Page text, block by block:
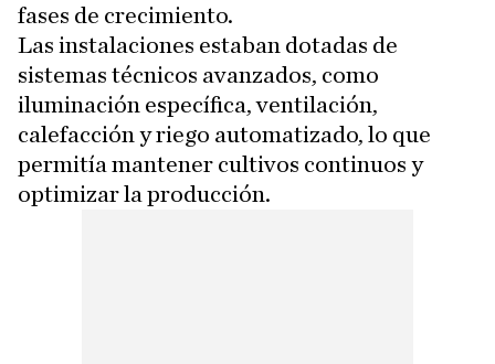
fases de crecimiento.
Las instalaciones estaban dotadas de
sistemas técnicos avanzados, como
iluminación específica, ventilación,
calefacción y riego automatizado, lo que
permitía mantener cultivos continuos y
optimizar la producción.